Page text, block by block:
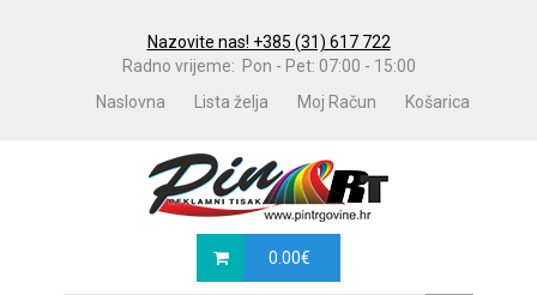
Nazovite nas! +385 (31) 617 722
Radno vrijeme: Pon - Pet: 07:00 - 15:00
Naslovna
Lista želja Moj Račun Košarica
0.00€